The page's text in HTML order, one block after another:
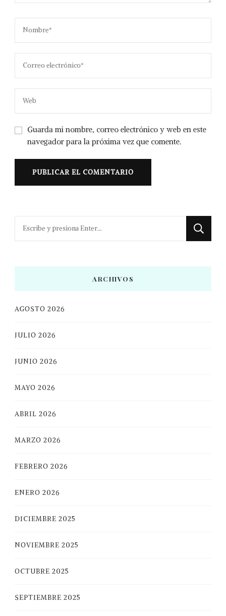
Guarda mi nombre, correo electrónico y web en este
navegador para la próxima vez que comente.
¿Buscas
ARCHIVOS
AGOSTO 2026
JULIO 2026
JUNIO 2026
MAYO 2026
ABRIL 2026
MARZO 2026
FEBRERO 2026
ENERO 2026
DICIEMBRE 2025
NOVIEMBRE 2025
OCTUBRE 2025
SEPTIEMBRE 2025